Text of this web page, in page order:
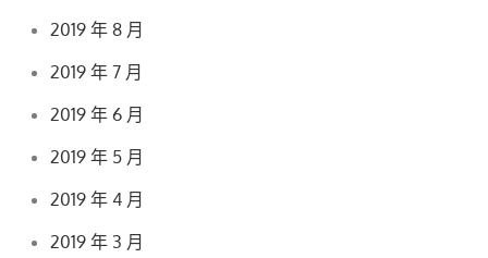
2019 年 8 月
2019 年 7 月
2019 年 6 月
2019 年 5 月
2019 年 4 月
2019 年 3 月